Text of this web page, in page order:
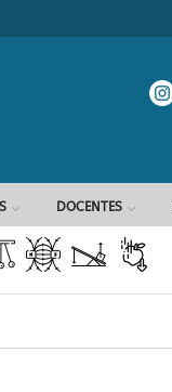
de busca
DOCENTES